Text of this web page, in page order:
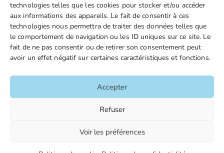
technologies telles que les cookies pour stocker et/ou accéder
aux informations des appareils. Le fait de consentir à ces
technologies nous permettra de traiter des données telles que
le comportement de navigation ou les ID uniques sur ce site. Le
fait de ne pas consentir ou de retirer son consentement peut
avoir un effet négatif sur certaines caractéristiques et fonctions.
Accepter
Refuser
Voir les préférences
Gestion des cookies
FGTA-FO / 15 avenue Victor Hugo – 92170 Vanves / 01 86
Accueil
Contacts
Mentions légales